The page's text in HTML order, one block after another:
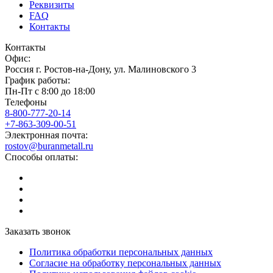
Реквизиты
FAQ
Контакты
Контакты
Офис:
Россия г. Ростов-на-Дону, ул. Малиновского 3
График работы:
Пн-Пт с 8:00 до 18:00
Телефоны
8-800-777-20-14
+7-863-309-00-51
Электронная почта:
rostov@buranmetall.ru
Способы оплаты:
Заказать звонок
Политика обработки персональных данных
Согласие на обработку персональных данных